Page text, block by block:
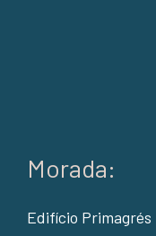
Morada:
Edifício Primagrés